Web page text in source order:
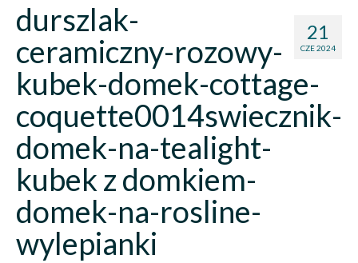
Sklep
Kim jesteśmy?
Deutsch
21
CZE 2024
durszlak-
ceramiczny-rozowy-
kubek-domek-cottage-
coquette0014swiecznik-
domek-na-tealight-
kubek z domkiem-
domek-na-rosline-
wylepianki